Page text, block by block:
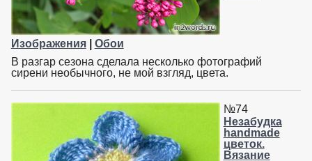
Изображения| Обои
В разгар сезона сделала несколько фотографий
сирени необычного, не мой взгляд, цвета.
№74
Незабудка
handmade
цветок.
Вязание